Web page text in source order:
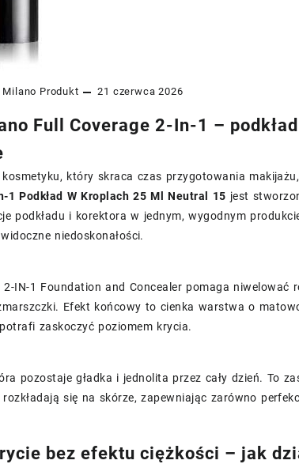
Milano Produkt 21 czerwca 2026
Full Coverage 2-In-1 –
który skraca czas przygotowania
1 Podkład W Kroplach 25 Ml Neutral 15 jest
podkładu i korektora w jednym, wygodnym
niedoskonałości.
2-IN-1 Foundation and Concealer pomaga
Efekt końcowy to cienka warstwa o
zaskoczyć poziomem krycia.
pozostaje gładka i jednolita przez cały dzień. To
rozkładają się na skórze, zapewniając zarówno
bez efektu ciężkości – jak